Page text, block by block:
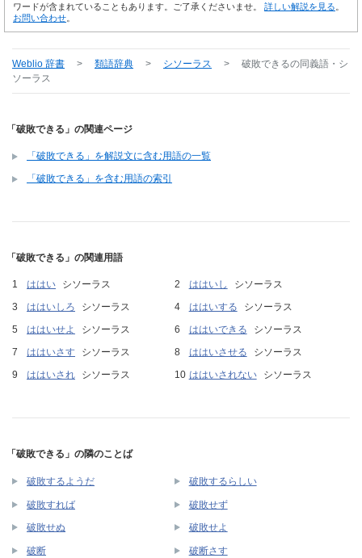
ワードが含まれていることもあります。ご了承くださいませ。 詳しい解説を見る
お問い合わせ
Weblio 辞書 > 類語辞典 > シソーラス > 破敗できるの同義語・シ
ソーラス
「破敗できる」の関連ページ
「破敗できる」を解説文に含む用語の一覧
「破敗できる」を含む用語の索引
「破敗できる」の関連用語
ははい シソーラス ははいし
シソーラス
ははいしろ
シソーラス ははいする
シソーラス
ははいせよ
シソーラス ははいできる
シソーラス
ははいさす
シソーラス ははいさせる
シソーラス
ははいされ
シソーラス ははいされない シソーラス
「破敗できる」の隣のことば
破敗するようだ 破敗するらしい
破敗すれば 破敗せず
破敗せぬ 破敗せよ
破断 破断さす